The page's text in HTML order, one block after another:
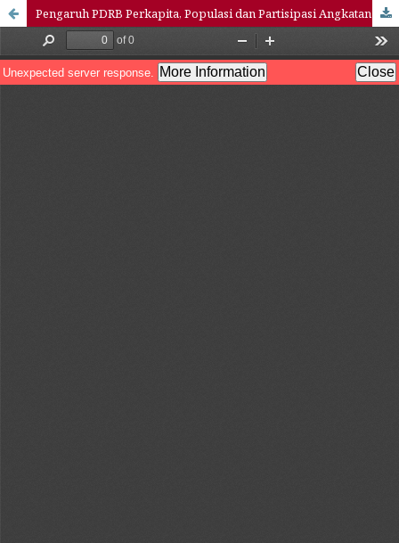
Pengaruh PDRB Perkapita, Populasi dan Partisipasi Angkatan Kerja Terhadap Kemiskinan di Pulau Sumatera: Perspektif Ekonomi Islam